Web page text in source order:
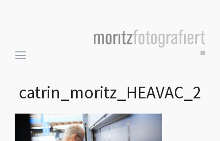
Toggle
navigation
catrin_moritz_HEAVAC_2